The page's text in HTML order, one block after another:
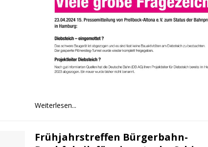
Weiterlesen...
Frühjahrstreffen Bürgerbahn-